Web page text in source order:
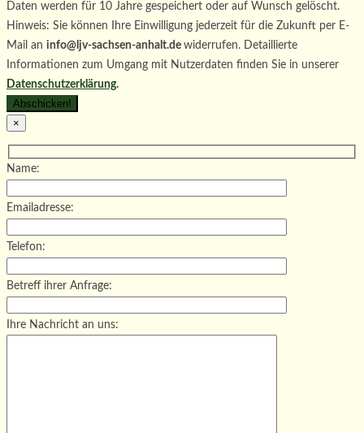
Daten werden für 10 Jahre gespeichert oder auf Wunsch gelöscht.
Hinweis: Sie können Ihre Einwilligung jederzeit für die Zukunft per E-
Mail an info@ljv-sachsen-anhalt.de widerrufen. Detaillierte
Informationen zum Umgang mit Nutzerdaten finden Sie in unserer
Datenschutzerklärung.
×
Name:
Emailadresse:
Telefon:
Betreff ihrer Anfrage:
Ihre Nachricht an uns: